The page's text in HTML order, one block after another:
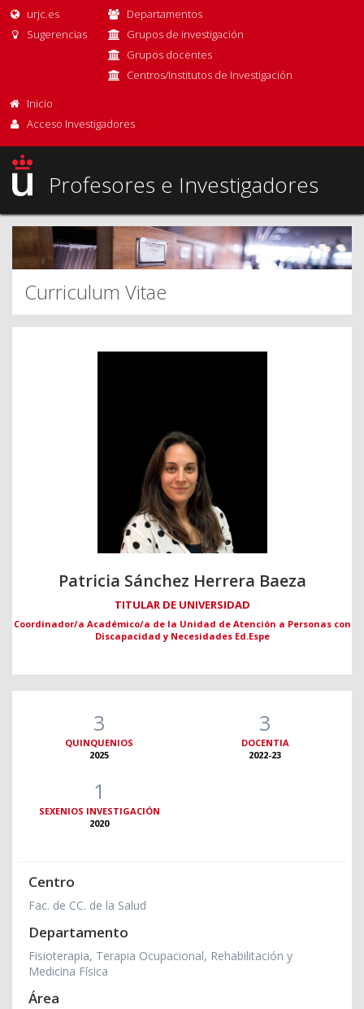
urjc.es
Sugerencias
Departamentos
Grupos de investigación
Grupos docentes
Centros/Institutos de Investigación
Inicio
Acceso Investigadores
Profesores e Investigadores
Curriculum Vitae
Patricia Sánchez Herrera Baeza
TITULAR DE UNIVERSIDAD
Coordinador/a Académico/a de la Unidad de Atención a Personas con
Discapacidad y Necesidades Ed.Espe
3
QUINQUENIOS
2025
3
DOCENTIA
2022-23
1
SEXENIOS INVESTIGACIÓN
2020
Centro
Fac. de CC. de la Salud
Departamento
Fisioterapia, Terapia Ocupacional, Rehabilitación y
Medicina Física
Área